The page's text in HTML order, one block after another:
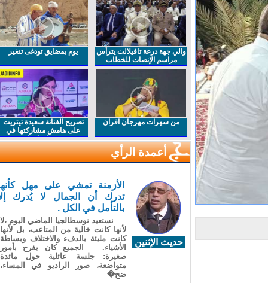
والي جهة درعة تافيلالت يترأس
مراسم الإنصات للخطاب
الملكي السامي بمناسبة
يوم بمضايق تودغى تنغير
من سهرات مهرجان افران
تصريح الفنانة سعيدة تيتريت
على هامش مشاركتها في
مهرجان افران
أعمدة الرأي
حديث الإثنين
الأزمنة تمشي على مهل كأنها
تدرك أن الجمال لا يُدرك إلا
بالتأمل في الكل .
نستعيد نوسطالجيا الماضي اليوم ،لا
لأنها كانت خالية من المتاعب، بل لأنها
كانت مليئة بالدفء والاختلاف وبساطة
الأشياء. الجميع كان يفرح بأمور
صغيرة: جلسة عائلية حول مائدة
متواضعة، صور الراديو في المساء،
ضح�